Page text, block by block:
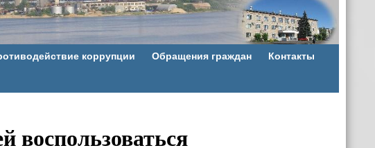
коррупции Обращения граждан Контакты
воспользоваться